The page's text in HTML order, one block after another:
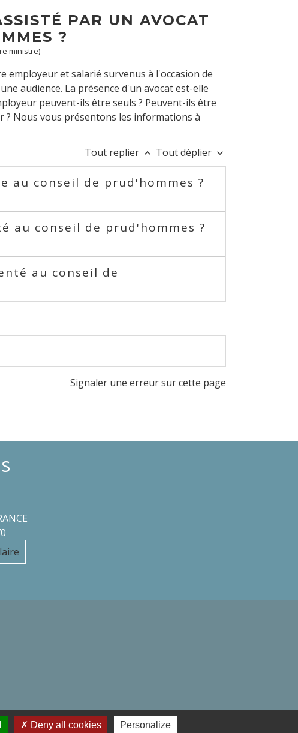
PAR UN AVOCAT
?
ministre)
employeur et salarié survenus à l'occasion de
audience. La présence d'un avocat est-elle
peuvent-ils être seuls ? Peuvent-ils être
? Nous vous présentons les informations à
Tout replier keyboard_arrow_up Tout déplier keyboard_arrow_down
au conseil de prud'hommes ?
au conseil de prud'hommes ?
au conseil de
Signaler une erreur sur cette page
Deny all cookies Personalize